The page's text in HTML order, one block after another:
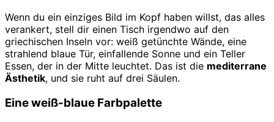
Wenn du ein einziges Bild im Kopf haben willst, das alles
verankert, stell dir einen Tisch irgendwo auf den
griechischen Inseln vor: weiß getünchte Wände, eine
strahlend blaue Tür, einfallende Sonne und ein Teller
Essen, der in der Mitte leuchtet. Das ist die mediterrane
Ästhetik, und sie ruht auf drei Säulen.
Eine weiß-blaue Farbpalette